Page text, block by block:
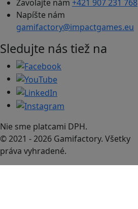
Zavolajte nám +421 907 231 768
Napíšte nám
gamifactory@impactgames.eu
Sledujte nás tiež na
Nie sme platcami DPH.
© 2021 - 2026 Gamifactory. Všetky
práva vyhradené.